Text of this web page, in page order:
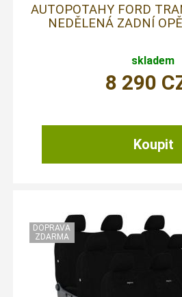
AUTOPOTAHY FORD
NEDĚLENÁ ZADNÍ
skladem
8 290